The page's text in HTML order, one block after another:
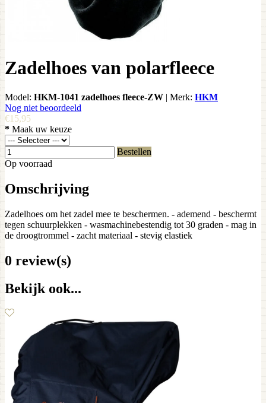
Zadelhoes van polarfleece
Model: HKM-1041 zadelhoes fleece-ZW | Merk: HKM
Nog niet beoordeeld
€15,95
* Maak uw keuze
Bestellen
Op voorraad
Omschrijving
Zadelhoes om het zadel mee te beschermen. - ademend - beschermt
tegen schuurplekken - wasmachinebestendig tot 30 graden - mag in
de droogtrommel - zacht materiaal - stevig elastiek
0 review(s)
Bekijk ook...